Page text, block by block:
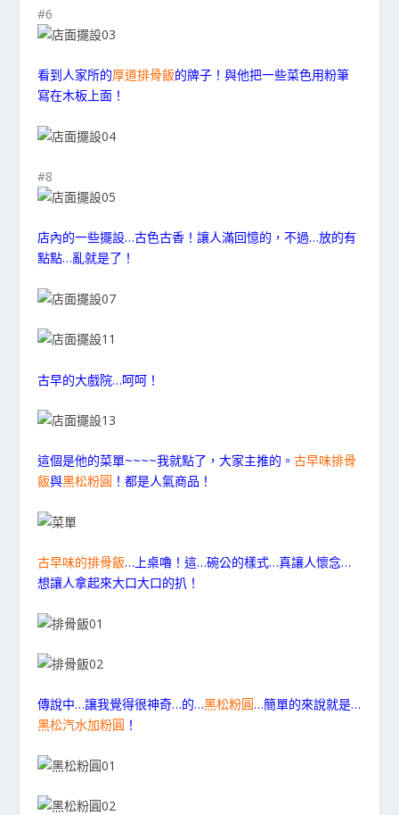
#6
看到人家所的厚道排骨飯的牌子！與他把一些菜色用粉筆
寫在木板上面！
#8
店內的一些擺設…古色古香！讓人滿回憶的，不過…放的有
點點…亂就是了！
古早的大戲院…呵呵！
這個是他的菜單~~~~我就點了，大家主推的。古早味排骨
飯與黑松粉圓 ！都是人氣商品！
古早味的排骨飯…上桌嚕！這…碗公的樣式…真讓人懷念…
想讓人拿起來大口大口的扒！
傳說中…讓我覺得很神奇…的…黑松粉圓…簡單的來說就是…
黑松汽水加粉圓 ！